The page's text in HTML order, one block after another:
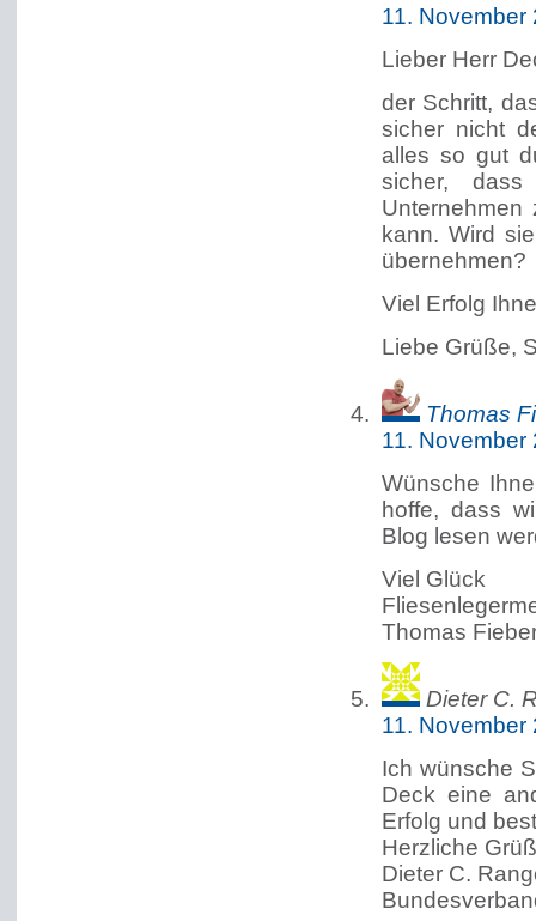
11. November
Lieber Herr
der Schritt,
sicher nicht
alles so gut
sicher,
Unternehmen
kann. Wird
übernehmen?
Viel Erfolg
Liebe Grüße,
Thomas
11. November
Wünsche
hoffe, dass
Blog lesen
Viel Glück
Thomas
Dieter C.
11. November
Ich wünsche
Deck eine
Erfolg und
Herzliche
Dieter C.